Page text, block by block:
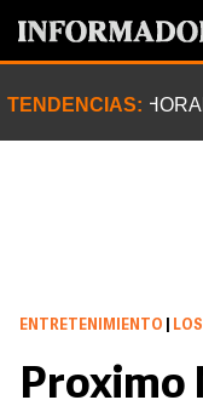
TENDENCIAS:
ENTRETENIMIENTO
Proximo